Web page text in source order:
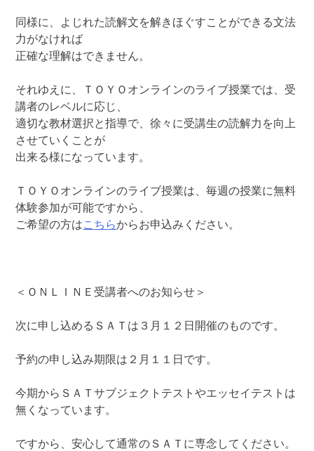
同様に、よじれた読解文を解きほぐすことができる文法
力がなければ
正確な理解はできません。
それゆえに、ＴＯＹＯオンラインのライブ授業では、受
講者のレベルに応じ、
適切な教材選択と指導で、徐々に受講生の読解力を向上
させていくことが
出来る様になっています。
ＴＯＹＯオンラインのライブ授業は、毎週の授業に無料
体験参加が可能ですから、
ご希望の方はこちらからお申込みください。
＜ＯＮＬＩＮＥ受講者へのお知らせ＞
次に申し込めるＳＡＴは３月１２日開催のものです。
予約の申し込み期限は２月１１日です。
今期からＳＡＴサブジェクトテストやエッセイテストは
無くなっています。
ですから、安心して通常のＳＡＴに専念してください。